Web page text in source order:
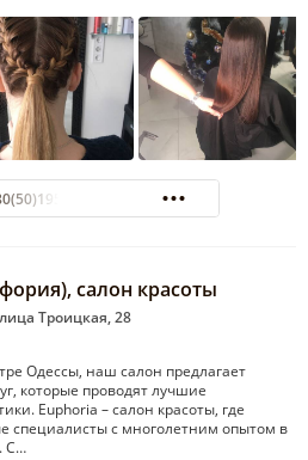
98-92
салон красоты
Троицкая, 28
Одессы, наш салон предлагает
которые проводят лучшие
Euphoria – салон красоты, где
специалисты с многолетним опытом в
С…